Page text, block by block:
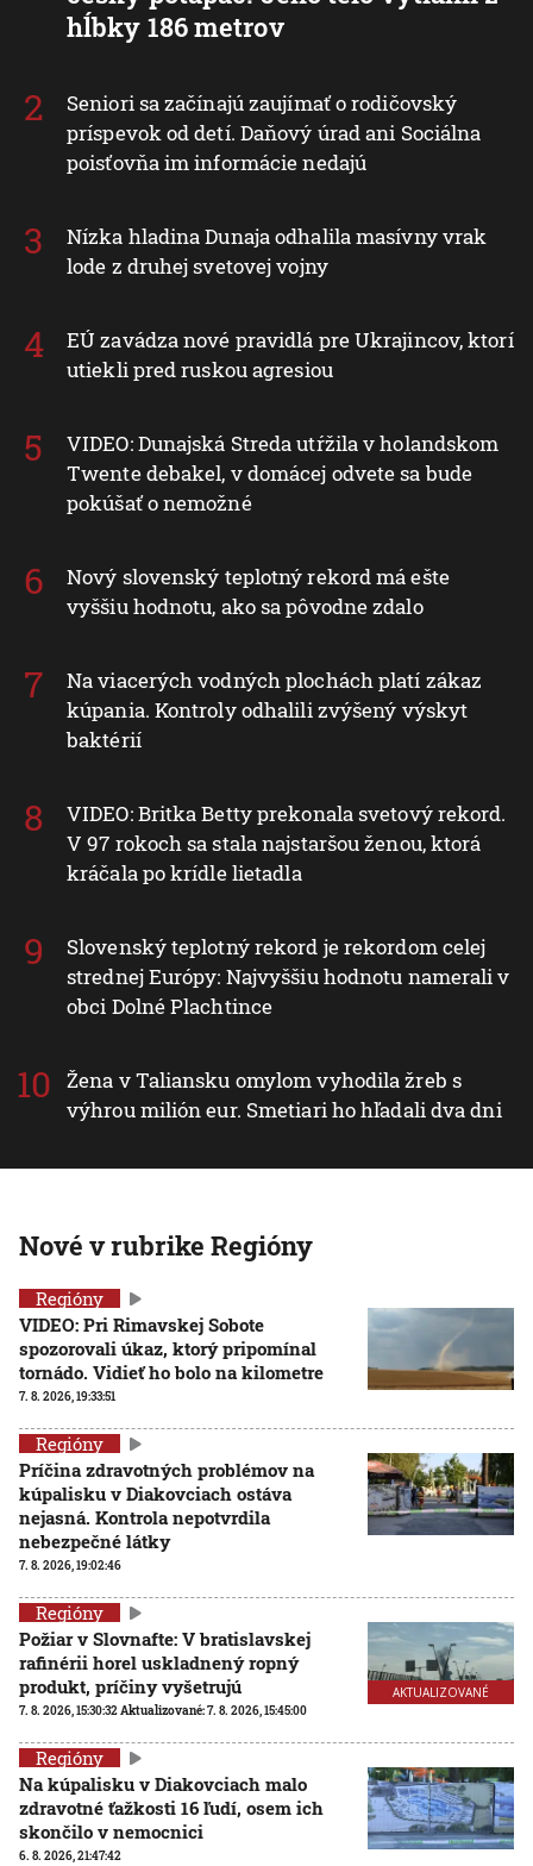
hĺbky 186 metrov
Seniori sa začínajú zaujímať o rodičovský
príspevok od detí. Daňový úrad ani Sociálna
poisťovňa im informácie nedajú
Nízka hladina Dunaja odhalila masívny vrak
lode z druhej svetovej vojny
EÚ zavádza nové pravidlá pre Ukrajincov, ktorí
utiekli pred ruskou agresiou
VIDEO: Dunajská Streda utŕžila v holandskom
Twente debakel, v domácej odvete sa bude
pokúšať o nemožné
Nový slovenský teplotný rekord má ešte
vyššiu hodnotu, ako sa pôvodne zdalo
Na viacerých vodných plochách platí zákaz
kúpania. Kontroly odhalili zvýšený výskyt
baktérií
VIDEO: Britka Betty prekonala svetový rekord.
V 97 rokoch sa stala najstaršou ženou, ktorá
kráčala po krídle lietadla
Slovenský teplotný rekord je rekordom celej
strednej Európy: Najvyššiu hodnotu namerali v
obci Dolné Plachtince
Žena v Taliansku omylom vyhodila žreb s
výhrou milión eur. Smetiari ho hľadali dva dni
Nové v rubrike Regióny
Regióny
VIDEO: Pri Rimavskej Sobote
spozorovali úkaz, ktorý pripomínal
tornádo. Vidieť ho bolo na kilometre
7. 8. 2026, 19:33:51
Regióny
Príčina zdravotných problémov na
kúpalisku v Diakovciach ostáva
nejasná. Kontrola nepotvrdila
nebezpečné látky
7. 8. 2026, 19:02:46
AKTUALIZOVANÉ
Regióny
Požiar v Slovnafte: V bratislavskej
rafinérii horel uskladnený ropný
produkt, príčiny vyšetrujú
7. 8. 2026, 15:30:32Aktualizované:7. 8. 2026, 15:45:00
Regióny
Na kúpalisku v Diakovciach malo
zdravotné ťažkosti 16 ľudí, osem ich
skončilo v nemocnici
6. 8. 2026, 21:47:42